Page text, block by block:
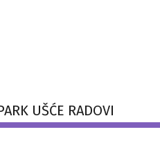
UŠĆE RADOVI